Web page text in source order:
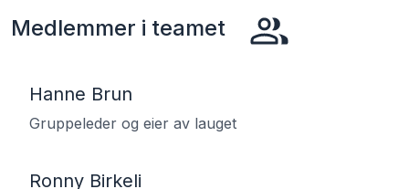
Medlemmer i teamet
Hanne Brun
Gruppeleder og eier av lauget
Ronny Birkeli